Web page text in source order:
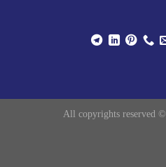
All copyrights reserved ©